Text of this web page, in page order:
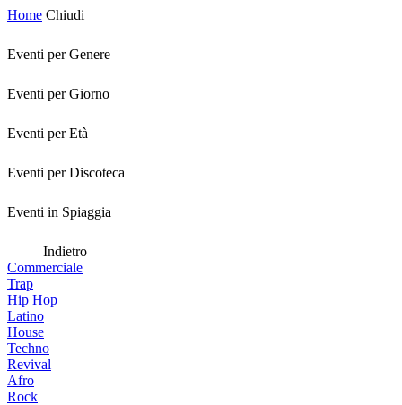
Home Chiudi
Eventi per Genere
Eventi per Giorno
Eventi per Età
Eventi per Discoteca
Eventi in Spiaggia
Indietro
Commerciale
Trap
Hip Hop
Latino
House
Techno
Revival
Afro
Rock